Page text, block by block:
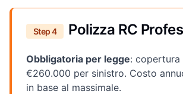
Step 4 Polizza RC
Obbligatoria per legge: copertura
€260.000 per sinistro. Costo
in base al massimale.